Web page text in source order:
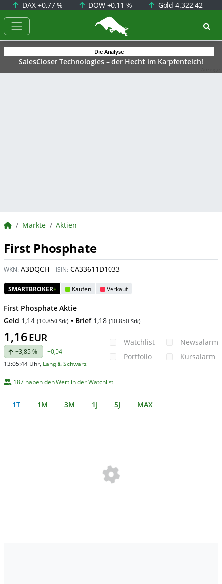
DAX +0,77 % DOW+0,11 % Gold 4.322,42
BörsenNEWS.de
Die Analyse
SalesCloser Technologies – der Hecht im Karpfenteich!
BörsenNEWS.de
Märkte Aktien
First Phosphate
WKN: A3DQCH ISIN: CA33611D1033
SMARTBROKER+ Kaufen Verkauf
First Phosphate Aktie
Geld 1,14 (10.850 Stk) • Brief 1,18 (10.850 Stk)
1,16EUR
+3,85 %
+0,04
13:05:44 Uhr, Lang & Schwarz
Watchlist
Portfolio
Newsalarm
Kursalarm
187 haben den Wert in der Watchlist
1T 1M 3M 1J 5J MAX